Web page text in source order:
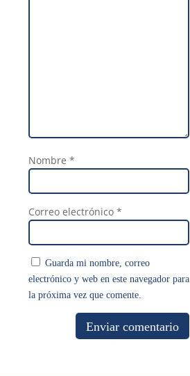
Nombre *
Correo electrónico *
Guarda mi nombre, correo
electrónico y web en este navegador para
la próxima vez que comente.